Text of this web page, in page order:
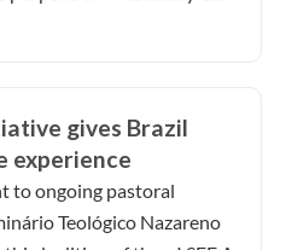
gives Brazil
experience
to ongoing pastoral
Teológico Nazareno